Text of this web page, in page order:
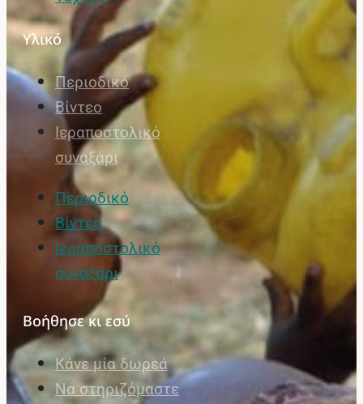
Υλικό
Περιοδικό
Βίντεο
Ιεραποστολικό
συναξάρι
Περιοδικό
Βίντεο
Ιεραποστολικό
συναξάρι
Βοήθησε κι εσύ
Κάνε μία δωρεά
Να στηριζόμαστε